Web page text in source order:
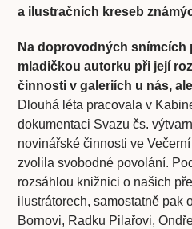
a ilustračních kreseb
Na doprovodných snímcích
mladičkou autorku při její
činnosti v galeriích u nás,
Dlouhá léta pracovala v
dokumentaci Svazu čs.
novinářské činnosti ve
zvolila svobodné povolání.
rozsáhlou knižnici o našich
ilustrátorech, samostatně pak
Bornovi, Radku Pilařovi,